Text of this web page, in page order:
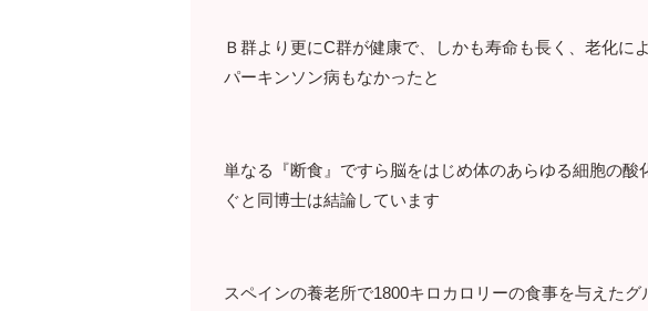
Ｂ群より更にC群が健康で、しかも寿命も長く、老化に
パーキンソン病もなかったと
単なる『断食』ですら脳をはじめ体のあらゆる細胞の
ぐと同博士は結論しています
スペインの養老所で1800キロカロリーの食事を与えた